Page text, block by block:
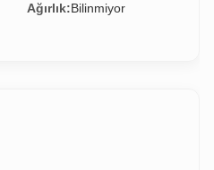
Ağırlık:Bilinmiyor